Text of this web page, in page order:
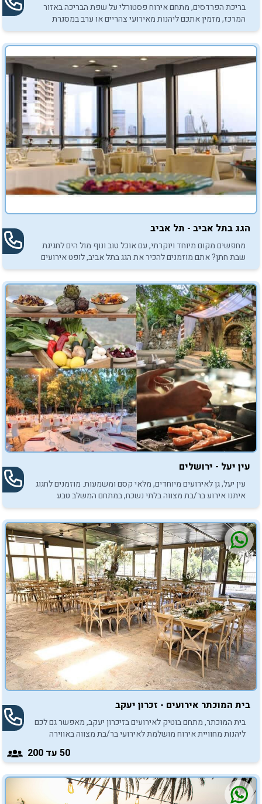
בריכת הפרדסים, מתחם אירוח פסטורלי על שפת הבריכה באזור
המרכז, מזמין אתכם ליהנות מאירועי צהריים או ערב במסגרת
חגיגות בר/בת המצווה.
הגג בתל אביב - תל אביב
מחפשים מקום מיוחד ויוקרתי, עם אוכל טוב ונוף מול הים לחגיגת
שבת חתן? אתם מוזמנים להכיר את הגג בתל אביב, לופט אירועים
אורבני, עם אפשרות ללינה.
עין יעל - ירושלים
עין יעל, גן לאירועים מיוחדים, מלאי קסם ומשמעות. מוזמנים לחגוג
איתנו אירוע בר/בת מצווה בלתי נשכח, במתחם המשלב טבע
והיסטוריה.
בית המוכתר אירועים - זכרון יעקב
בית המוכתר, מתחם בוטיק לאירועים בזיכרון יעקב, מאפשר גם לכם
ליהנות מחוויית אירוח מושלמת לאירועי בר/בת מצווה באווירה
50 עד 200